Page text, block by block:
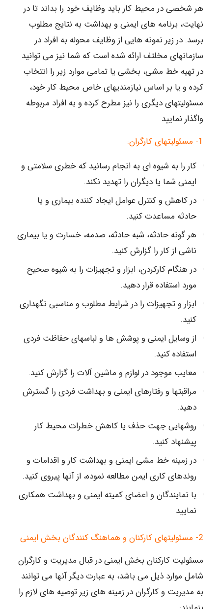
هر شخصی در محیط کار باید وظایف خود را بداند تا در
نهایت، برنامه های ایمنی و بهداشت به نتایج مطلوب
برسد. در زیر نمونه هایی از وظایف محوله به افراد در
سازمانهای مخلتف ارائه شده است که شما نیز می توانید
در تهیه خط مشی، بخشی یا تمامی موارد زیر را انتخاب
کرده و یا بر اساس نیازمندیهای خاص محیط کار خود،
مسئولیتهای دیگری را نیز مطرح کرده و به افراد مربوطه
واگذار نمایید
1- مسئولیتهای کارگران:
کار را به شیوه ای به انجام رسانید که خطری سلامتی و
ایمنی شما یا دیگران را تهدید نکند.
در کاهش و کنترل عوامل ایجاد کننده بیماری و یا
حادثه مساعدت کنید.
هر گونه حادثه، شبه حادثه، صدمه، خسارت و یا بیماری
ناشی از کار را گزارش کنید.
در هنگام کارکردن، ابزار و تجهیزات را به شیوه صحیح
مورد استفاده قرار دهید.
ابزار و تجهیزات را در شرایط مطلوب و مناسبی نگهداری
کنید.
از وسایل ایمنی و پوشش ها و لباسهای حفاظت فردی
استفاده کنید.
معایب موجود در لوازم و ماشین آلات را گزارش کنید.
مراقبتها و رفتارهای ایمنی و بهداشت فردی را گسترش
دهید.
روشهایی جهت حذف یا کاهش خطرات محیط کار
پیشنهاد کنید.
در زمینه خط مشی ایمنی و بهداشت کار و اقدامات و
روندهای کاری ایمن مطالعه نموده، از آنها پیروی کنید.
با نمایندگان و اعضای کمیته ایمنی و بهداشت همکاری
نمایید
2- مسئولیتهای کارکنان و هماهنگ کنندگان بخش ایمنی
مسئولیت کارکنان بخش ایمنی در قبال مدیریت و کارگران
شامل موارد ذیل می باشد، به عبارت دیگر آنها می توانند
به مدیریت و کارگران در زمینه های زیر توصیه های لازم را